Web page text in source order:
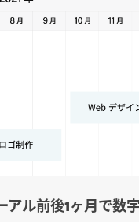
アル前後1ヶ月で数